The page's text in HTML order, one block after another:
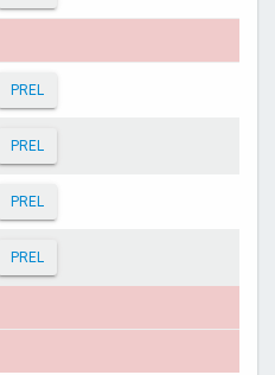
PREL
PREL
PREL
PREL